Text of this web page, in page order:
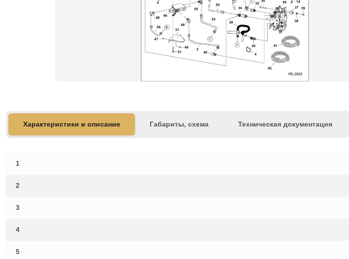
Характеристики и описание Габариты, схема Техническая документация
1
2
3
4
5